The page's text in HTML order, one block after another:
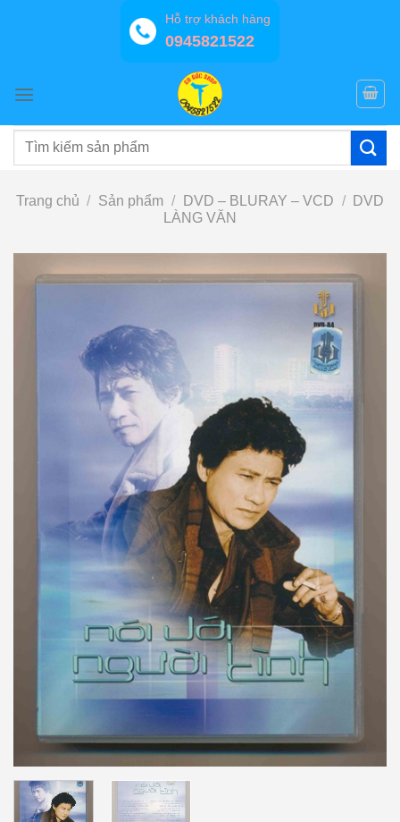
Hỗ trợ khách hàng
0945821522
Tìm
Trang chủ / Sản phẩm / DVD – BLURAY – VCD /
DVD
LÀNG VĂN